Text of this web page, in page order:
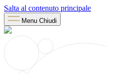
Salta al contenuto principale
Menu Chiudi